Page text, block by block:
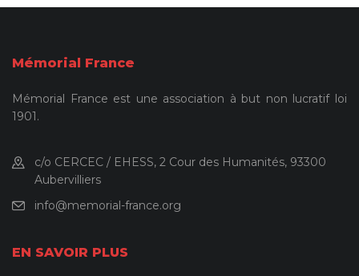
Mémorial France
Mémorial France est une association à but non lucratif loi
1901.
c/o CERCEC / EHESS, 2 Cour des Humanités, 93300
Aubervilliers
info@memorial-france.org
EN SAVOIR PLUS